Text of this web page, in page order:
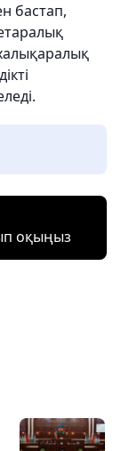
бастап,
оқыңыз